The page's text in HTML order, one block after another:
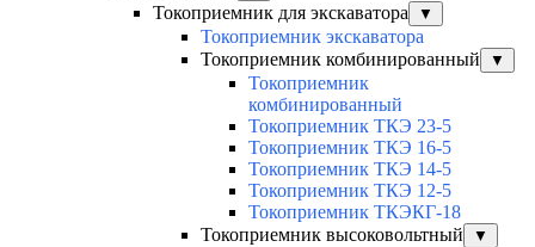
Токоприемник для экскаватора ▼
Токоприемник экскаватора
Токоприемник комбинированный
▼
Токоприемник
комбинированный
Токоприемник ТКЭ 23-5
Токоприемник ТКЭ 16-5
Токоприемник ТКЭ 14-5
Токоприемник ТКЭ 12-5
Токоприемник ТКЭКГ-18
Токоприемник высоковольтный
▼